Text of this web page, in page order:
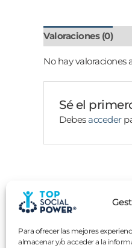
Para ofrecer las mejores
almacenar y/o acceder a la
Valoraciones (0)
No hay valoraciones
Sé el
Debesacceder